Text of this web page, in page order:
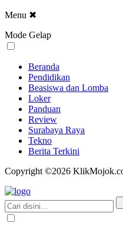
Menu ✖
Mode Gelap
Beranda
Pendidikan
Beasiswa dan Lomba
Loker
Panduan
Review
Surabaya Raya
Tekno
Berita Terkini
Copyright ©2026